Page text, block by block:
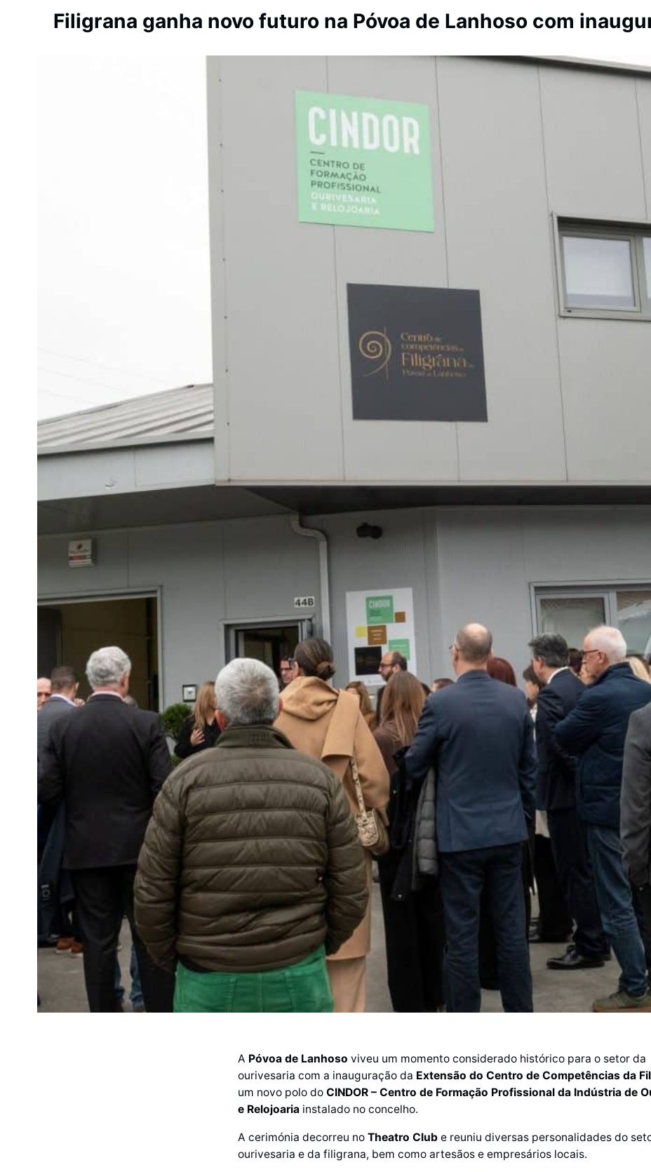
Filigrana ganha novo futuro na Póvoa de Lanhoso com
A Póvoa de Lanhoso viveu um momento considerado histórico para o setor da
ourivesaria com a inauguração da Extensão do Centro de Competências da
um novo polo do CINDOR – Centro de Formação Profissional da Indústria de
e Relojoariainstalado no concelho.
A cerimónia decorreu no Theatro Clube reuniu diversas personalidades do
ourivesaria e da filigrana, bem como artesãos e empresários locais.